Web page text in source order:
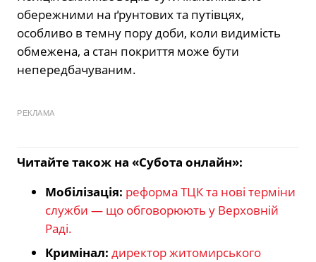
обережними на ґрунтових та путівцях,
особливо в темну пору доби, коли видимість
обмежена, а стан покриття може бути
непередбачуваним.
РЕКЛАМА
Читайте також на «Субота онлайн»:
Мобілізація: реформа ТЦК та нові терміни
служби — що обговорюють у Верховній
Раді.
Кримінал: директор житомирського